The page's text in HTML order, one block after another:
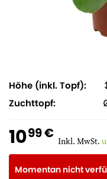
Höhe (inkl. Topf)
Zuchttopf
1099 € Inkl. MwSt.
Momentan nicht